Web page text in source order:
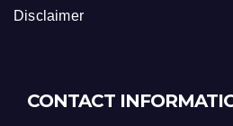
Disclaimer
CONTACT